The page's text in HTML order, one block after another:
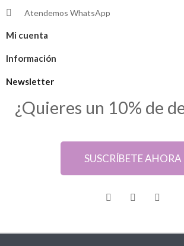
Atendemos WhatsApp
Mi cuenta
Información
Newsletter
¿Quieres un 10% de
SUSCRÍBETE AHORA